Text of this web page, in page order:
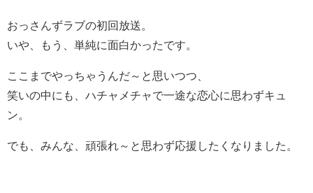
おっさんずラブの初回放送。
いや、もう、単純に面白かったです。
ここまでやっちゃうんだ～と思いつつ、
笑いの中にも、ハチャメチャで一途な恋心に思わずキュ
ン。
でも、みんな、頑張れ～と思わず応援したくなりました。